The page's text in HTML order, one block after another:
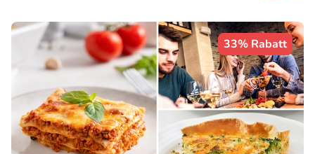
33% Rabatt